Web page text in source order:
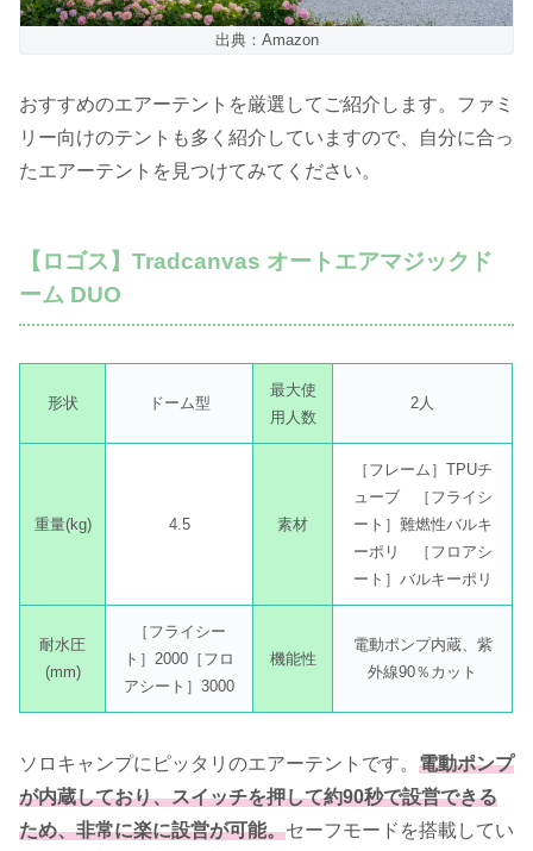
出典：Amazon
おすすめのエアーテントを厳選してご紹介します。ファミ
リー向けのテントも多く紹介していますので、自分に合っ
たエアーテントを見つけてみてください。
【ロゴス】Tradcanvas オートエアマジックド
ーム DUO
形状 ドーム型
最大使
用人数
2人
重量(kg) 4.5 素材
［フレーム］TPUチ
ューブ ［フライシ
ート］難燃性バルキ
ーポリ ［フロアシ
ート］バルキーポリ
耐水圧
(mm)
［フライシー
ト］2000［フロ
アシート］3000
機能性
電動ポンプ内蔵、紫
外線90％カット
ソロキャンプにピッタリのエアーテントです。 電動ポンプ
が内蔵しており、スイッチを押して約90秒で設営できる
ため、非常に楽に設営が可能。セーフモードを搭載してい